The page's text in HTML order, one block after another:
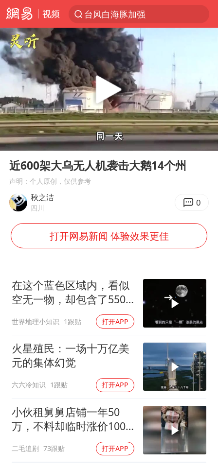
视频
台风白海豚加强
福建泉州市委书记张毅恭被查
曝韩国足协为外籍裁判员安排色情招待
向鹏0-3不敌张本智和
佛山通报笔试前13被淘汰后5名进体检
“新疆阿勒泰八月能滑雪”不实
“立秋的第一杯奶茶”又爆单了
陈幸同晋级WTT横滨冠军赛8强
宇树科技中一签需缴款7.54万元
山东潍坊发布大风黄色预警
夯实基础开新局
Play
00:00 01:17
近600架大乌无人机袭击大鹅14个州
声明：个人原创，仅供参考
秋之洁
四川 0
打开网易新闻 体验效果更佳
在这个蓝色区域内，看似
空无一物，却包含了5500
世界地理小知识 1跟贴 打开APP
火星殖民：一场十万亿美
元的集体幻觉
六六冷知识 1跟贴 打开APP
小伙租舅舅店铺一年50
万，不料却临时涨价100
二毛追剧 73跟贴 打开APP